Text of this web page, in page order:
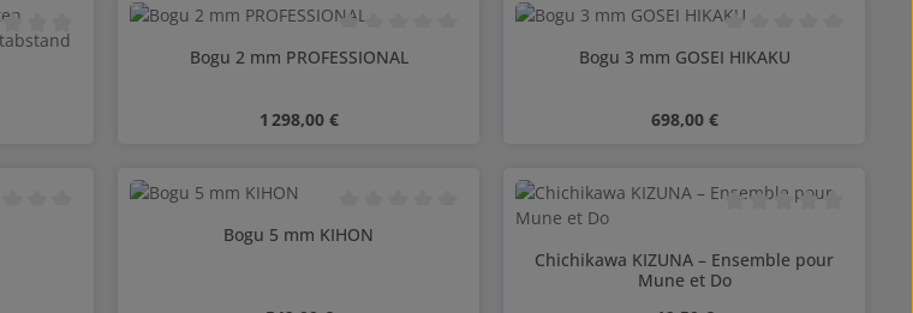
de 0 sur 5 étoiles
Note moyenne de 0 sur 5 étoiles
Bogu 2 mm PROFESSIONAL
Prix régulier :
1 298,00 €
Note moyenne de 0
Bogu 3 mm GOSEI HIKAKU
Prix régulier :
698,00 €
de 0 sur 5 étoiles Note moyenne de 0 sur 5 étoiles
Bogu 5 mm KIHON
Chichikawa KIZUNA – Ensemble pour
Mune et Do